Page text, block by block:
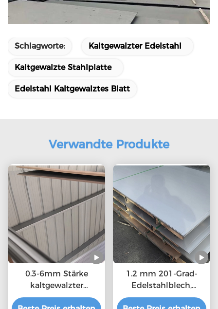
Schlagworte: Kaltgewalzter Edelstahl
Kaltgewalzte Stahlplatte
Edelstahl Kaltgewalztes Blatt
Verwandte Produkte
0.3-6mm Stärke
kaltgewalzter
Edelstahlblech MTC,
1.2 mm 201-Grad-
Edelstahlblech,
langlebige